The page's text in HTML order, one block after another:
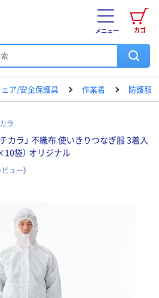
カゴ
メニュー
ア/安全保護具 作業着 防護服
ラ
チカラ」 不織布 使いきりつなぎ服 3着入
袋） オリジナル
ュー）